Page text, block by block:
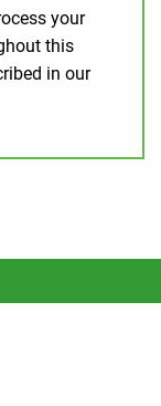
your
this
in our